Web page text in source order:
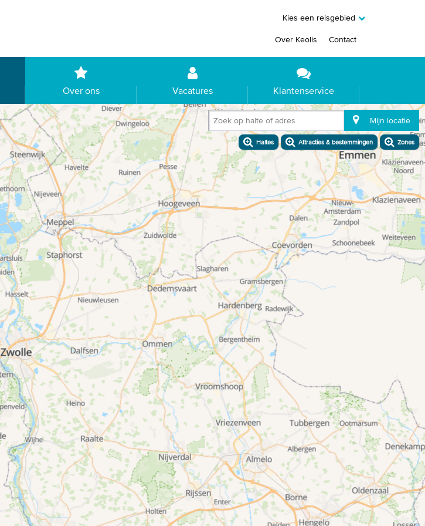
Kies een reisgebied
Over Keolis Contact
Over ons Vacatures Klantenservice
Zoek op halte of adres Mijn locatie
Haltes Attracties & bestemmingen Zones